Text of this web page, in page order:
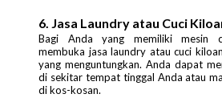
6. Jasa Laundry atau Cuci
Bagi Anda yang memiliki mesin
membuka jasa laundry atau cuci
yang menguntungkan. Anda dapat
di sekitar tempat tinggal Anda atau
di kos-kosan.